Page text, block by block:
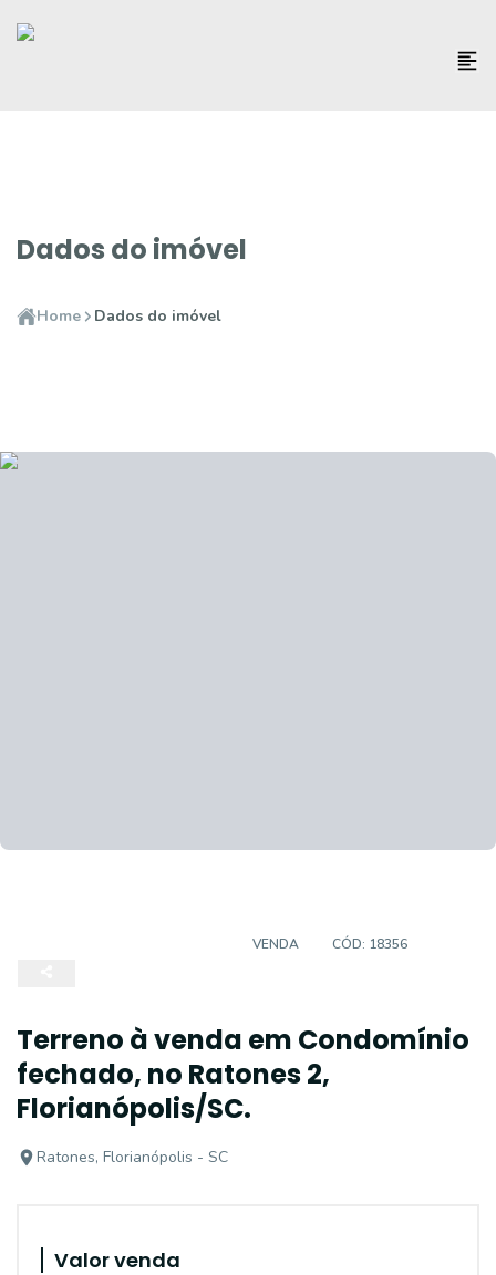
Dados do imóvel
Home Dados do imóvel
VENDA CÓD: 18356
Terreno à venda em Condomínio
fechado, no Ratones 2,
Florianópolis/SC.
Ratones, Florianópolis - SC
Valor venda